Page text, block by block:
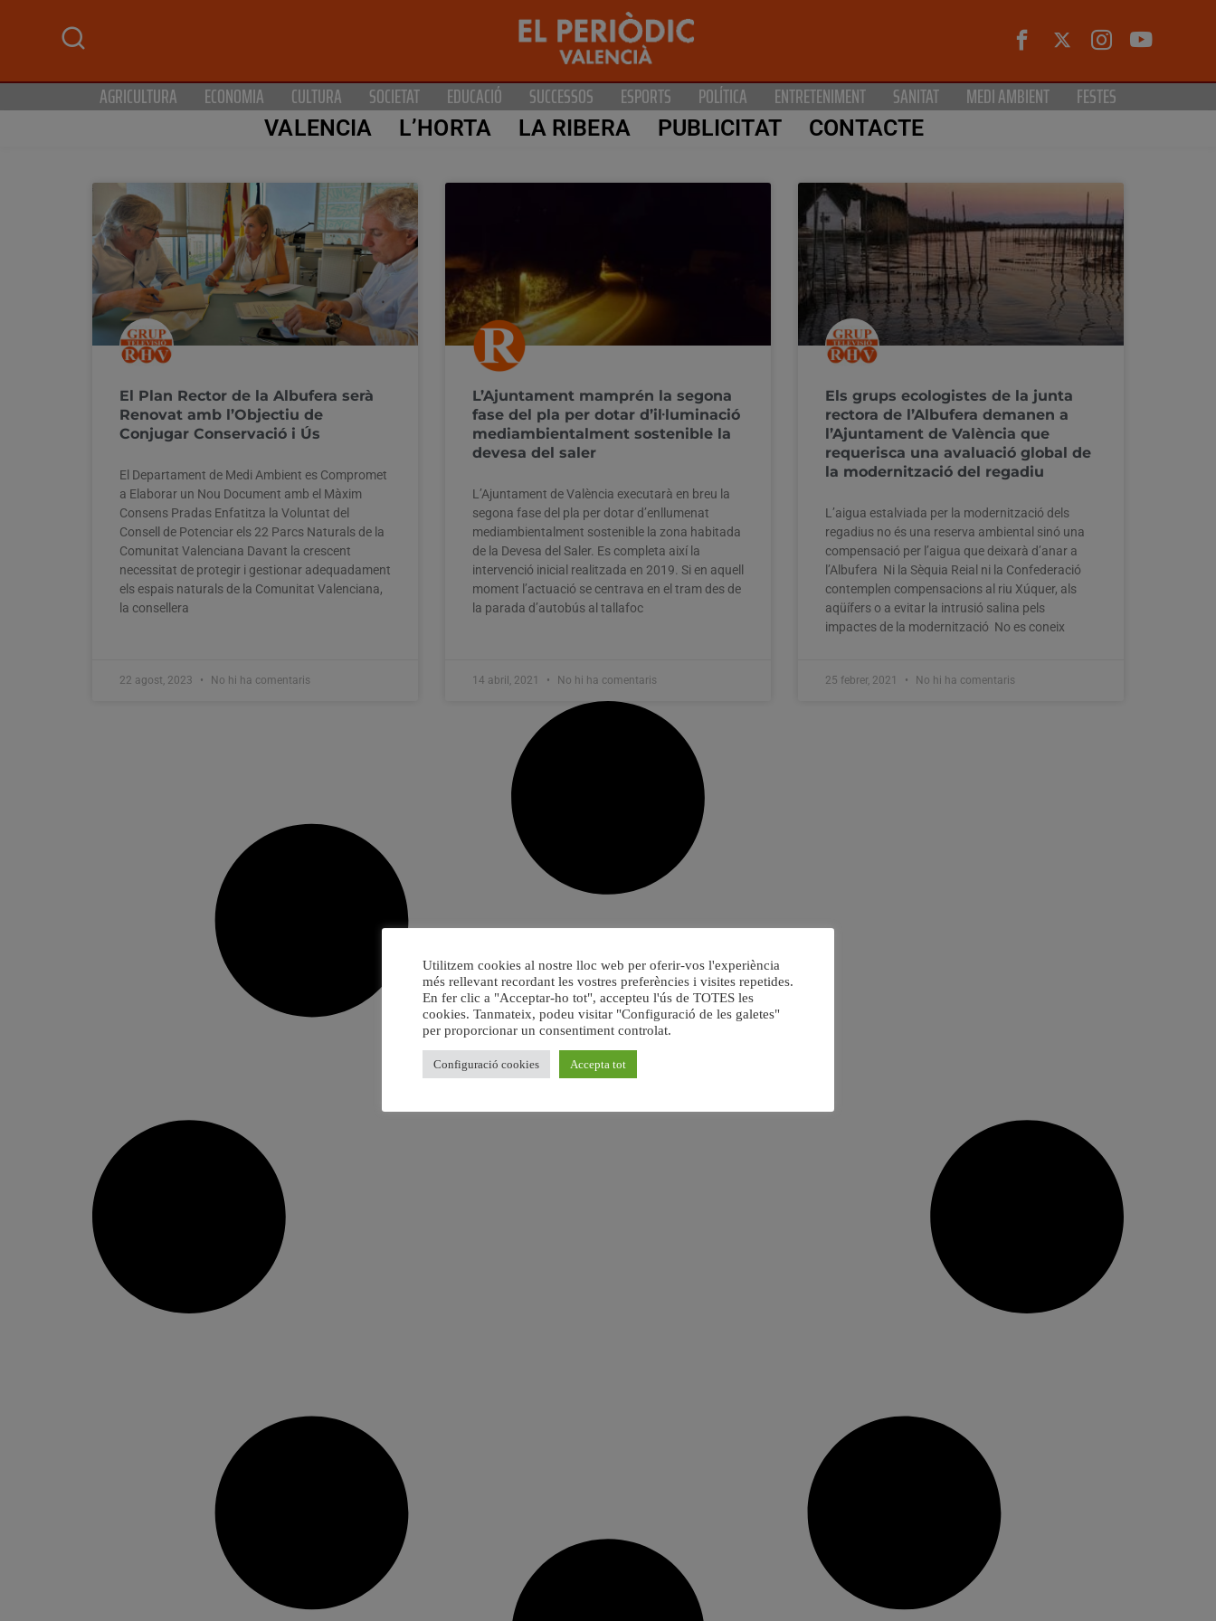
AGRICULTURA ECONOMIA CULTURA SOCIETAT EDUCACIÓ SUCCESSOS ESPORTS POLÍTICA ENTRETENIMENT SANITAT MEDI AMBIENT FESTES
VALENCIA L’HORTA LA RIBERA PUBLICITAT CONTACTE
El Plan Rector de la Albufera serà
Renovat amb l’Objectiu de
Conjugar Conservació i Ús
El Departament de Medi Ambient es Compromet
a Elaborar un Nou Document amb el Màxim
Consens Pradas Enfatitza la Voluntat del
Consell de Potenciar els 22 Parcs Naturals de la
Comunitat Valenciana Davant la crescent
necessitat de protegir i gestionar adequadament
els espais naturals de la Comunitat Valenciana,
la consellera
22 agost, 2023 No hi ha comentaris
L’Ajuntament mamprén la segona
fase del pla per dotar d’il·luminació
mediambientalment sostenible la
devesa del saler
L’Ajuntament de València executarà en breu la
segona fase del pla per dotar d’enllumenat
mediambientalment sostenible la zona habitada
de la Devesa del Saler. Es completa així la
intervenció inicial realitzada en 2019. Si en aquell
moment l’actuació se centrava en el tram des de
la parada d’autobús al tallafoc
14 abril, 2021 No hi ha comentaris
Els grups ecologistes de la junta
rectora de l’Albufera demanen a
l’Ajuntament de València que
requerisca una avaluació global de
la modernització del regadiu
L’aigua estalviada per la modernització dels
regadius no és una reserva ambiental sinó una
compensació per l’aigua que deixarà d’anar a
l’Albufera Ni la Sèquia Reial ni la Confederació
contemplen compensacions al riu Xúquer, als
aqüífers o a evitar la intrusió salina pels
impactes de la modernització No es coneix
25 febrer, 2021 No hi ha comentaris
Utilitzem cookies al nostre lloc web per oferir-vos l'experiència
més rellevant recordant les vostres preferències i visites repetides.
En fer clic a "Acceptar-ho tot", accepteu l'ús de TOTES les
cookies. Tanmateix, podeu visitar "Configuració de les galetes"
per proporcionar un consentiment controlat.
Configuració cookies Accepta tot